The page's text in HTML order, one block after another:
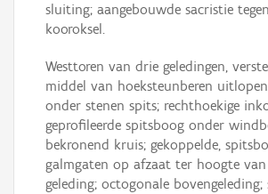
sluiting; aangebouwde sacristie
kooroksel.
Westtoren van drie geledingen,
middel van hoeksteunberen
onder stenen spits; rechthoekige
geprofileerde spitsboog onder
bekronend kruis; gekoppelde,
galmgaten op afzaat ter hoogte
geleding; octogonale bovengeleding;